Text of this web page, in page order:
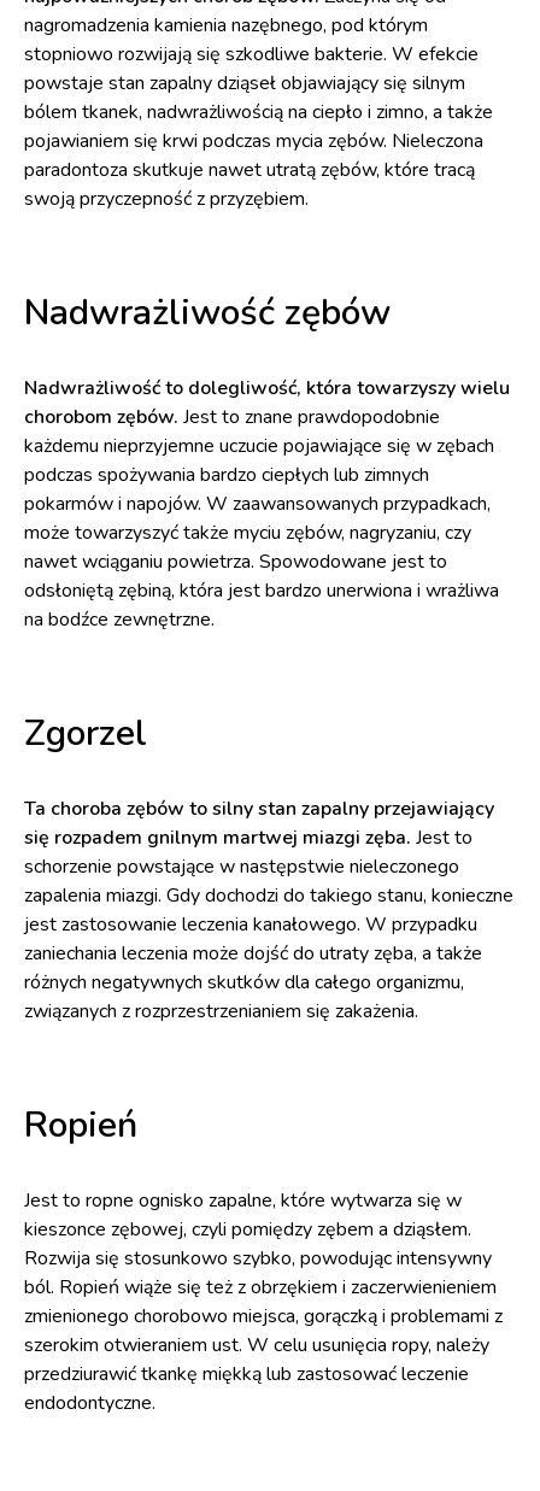
nagromadzenia kamienia nazębnego, pod którym
stopniowo rozwijają się szkodliwe bakterie. W efekcie
powstaje stan zapalny dziąseł objawiający się silnym
bólem tkanek, nadwrażliwością na ciepło i zimno, a także
pojawianiem się krwi podczas mycia zębów. Nieleczona
paradontoza skutkuje nawet utratą zębów, które tracą
swoją przyczepność z przyzębiem.
Nadwrażliwość zębów
Nadwrażliwość to dolegliwość, która towarzyszy wielu
chorobom zębów. Jest to znane prawdopodobnie
każdemu nieprzyjemne uczucie pojawiające się w zębach
podczas spożywania bardzo ciepłych lub zimnych
pokarmów i napojów. W zaawansowanych przypadkach,
może towarzyszyć także myciu zębów, nagryzaniu, czy
nawet wciąganiu powietrza. Spowodowane jest to
odsłoniętą zębiną, która jest bardzo unerwiona i wrażliwa
na bodźce zewnętrzne.
Zgorzel
Ta choroba zębów to silny stan zapalny przejawiający
się rozpadem gnilnym martwej miazgi zęba. Jest to
schorzenie powstające w następstwie nieleczonego
zapalenia miazgi. Gdy dochodzi do takiego stanu, konieczne
jest zastosowanie leczenia kanałowego. W przypadku
zaniechania leczenia może dojść do utraty zęba, a także
różnych negatywnych skutków dla całego organizmu,
związanych z rozprzestrzenianiem się zakażenia.
Ropień
Jest to ropne ognisko zapalne, które wytwarza się w
kieszonce zębowej, czyli pomiędzy zębem a dziąsłem.
Rozwija się stosunkowo szybko, powodując intensywny
ból. Ropień wiąże się też z obrzękiem i zaczerwienieniem
zmienionego chorobowo miejsca, gorączką i problemami z
szerokim otwieraniem ust. W celu usunięcia ropy, należy
przedziurawić tkankę miękką lub zastosować leczenie
endodontyczne.